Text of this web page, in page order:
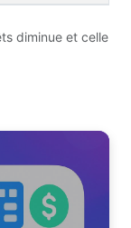
diminue et celle